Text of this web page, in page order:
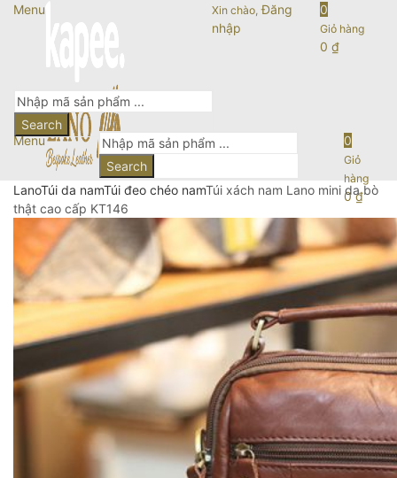
Menu Xin chào, Đăng
nhập
0
Giỏ hàng
0 ₫
Search
Menu
Search
0
Giỏ
hàng
0₫
LanoTúi da namTúi đeo chéo namTúi xách nam Lano mini da bò
thật cao cấp KT146